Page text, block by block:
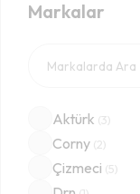
Markalar
Aktürk (3)
Corny (2)
Çizmeci (5)